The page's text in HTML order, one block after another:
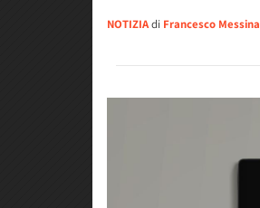
NOTIZIAdi Francesco Messina